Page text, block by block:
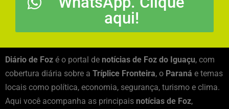
aqui!
Diário de Foz é o portal de notícias de Foz do Iguaçu, com
cobertura diária sobre a Tríplice Fronteira, o Paraná e temas
locais como política, economia, segurança, turismo e clima.
Aqui você acompanha as principais notícias de Foz,